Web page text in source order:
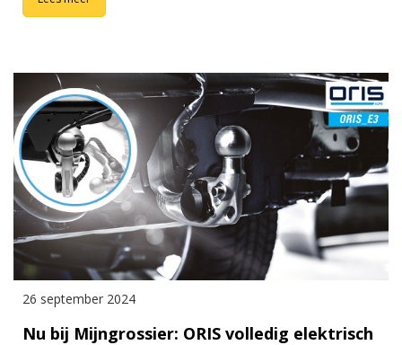
26 september 2024
Nu bij Mijngrossier: ORIS volledig elektrisch